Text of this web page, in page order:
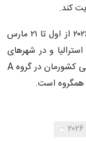
رقابت‌های جام ملت‌های فوتبال زنان آسیا در سال ۲۰۲۶ از اول تا ۲۱ مارس
۱۴۰۵) به میزبانی استرالیا و در شهرهای
سیدنی، گلدکوست و پرث برگزار خواهد شد که تیم ملی کشورمان در گروه A
همگروه است.